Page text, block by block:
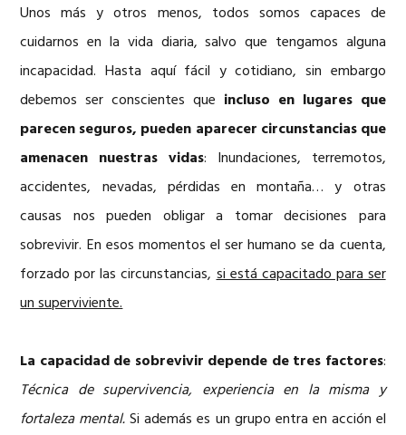
Unos más y otros menos, todos somos capaces de
cuidarnos en la vida diaria, salvo que tengamos alguna
incapacidad. Hasta aquí fácil y cotidiano, sin embargo
debemos ser conscientes que incluso en lugares que
parecen seguros, pueden aparecer circunstancias que
amenacen nuestras vidas: Inundaciones, terremotos,
accidentes, nevadas, pérdidas en montaña… y otras
causas nos pueden obligar a tomar decisiones para
sobrevivir. En esos momentos el ser humano se da cuenta,
forzado por las circunstancias,si está capacitado para ser
un superviviente.
La capacidad de sobrevivir depende de tres factores:
Técnica de supervivencia, experiencia en la misma y
fortaleza mental.Si además es un grupo entra en acción el